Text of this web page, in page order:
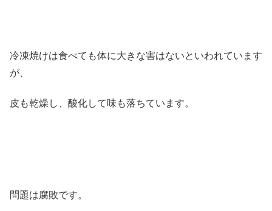
冷凍焼けは食べても体に大きな害はないといわれています
が、
皮も乾燥し、酸化して味も落ちています。
問題は腐敗です。